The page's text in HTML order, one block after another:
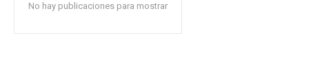
No hay publicaciones para mostrar